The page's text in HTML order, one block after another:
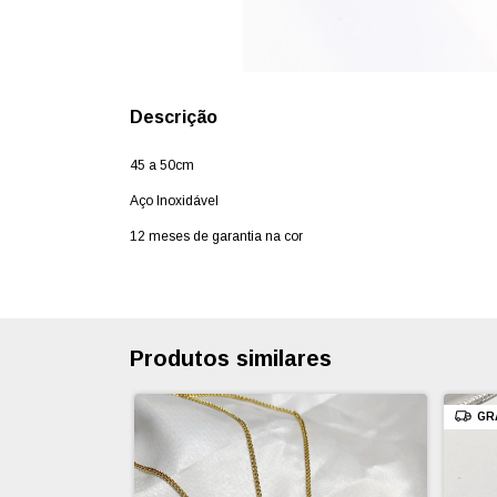
Descrição
45 a 50cm
Aço Inoxidável
12 meses de garantia na cor
Produtos similares